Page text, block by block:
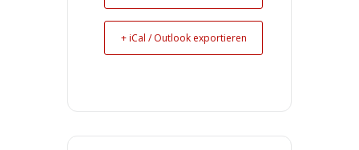
+ iCal / Outlook exportieren